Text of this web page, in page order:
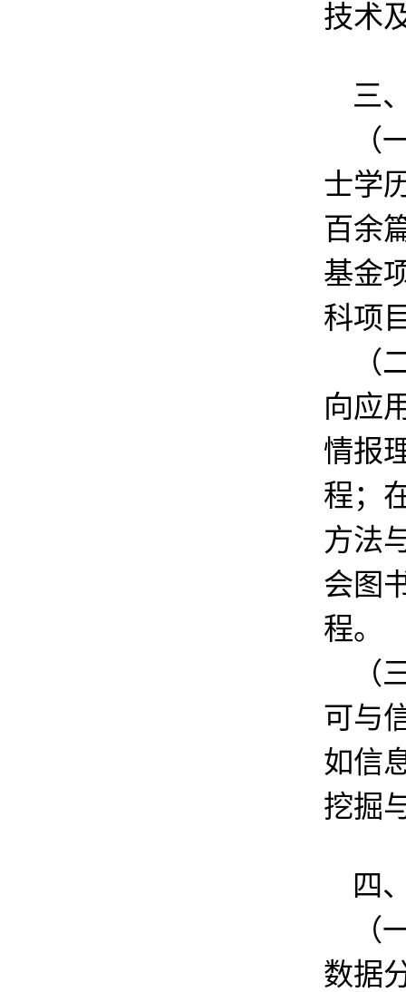
技术
三
（
士学
百余
基金
科项
（
向应
情报
程；
方法
会图
程。
（
可与
如信
挖掘
四
（
数据